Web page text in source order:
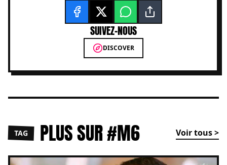
SUIVEZ-NOUS
DISCOVER
TAG PLUS SUR #M6 Voir tous >